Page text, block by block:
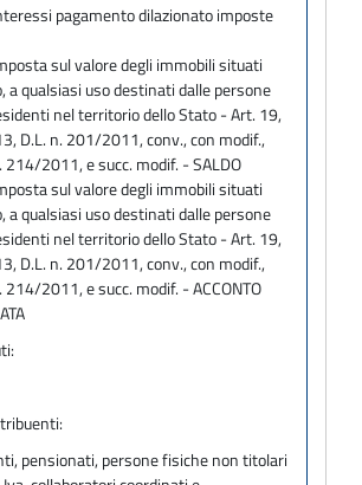
pagamento dilazionato imposte
sul valore degli immobili situati
a qualsiasi uso destinati dalle persone
nel territorio dello Stato - Art. 19,
D.L. n. 201/2011, conv., con modif.,
214/2011, e succ. modif. - SALDO
sul valore degli immobili situati
a qualsiasi uso destinati dalle persone
nel territorio dello Stato - Art. 19,
D.L. n. 201/2011, conv., con modif.,
214/2011, e succ. modif. - ACCONTO
pensionati, persone fisiche non titolari